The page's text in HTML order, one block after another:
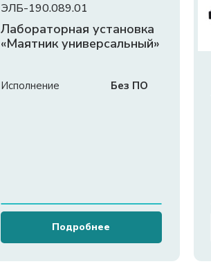
ЭЛБ-190.089.01
Лабораторная установка
«Маятник универсальный»
Исполнение Без ПО
Подробнее